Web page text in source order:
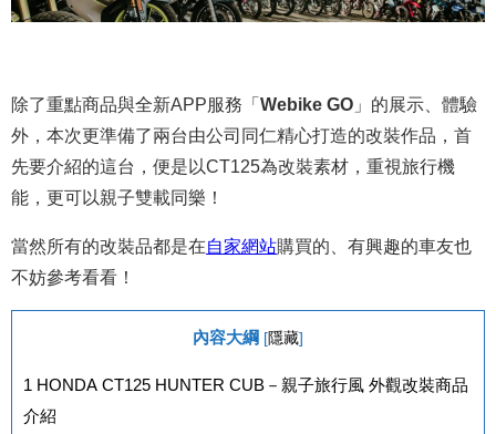
除了重點商品與全新APP服務「 Webike GO 」的展示、體驗
外，本次更準備了兩台由公司同仁精心打造的改裝作品，首
先要介紹的這台，便是以CT125為改裝素材，重視旅行機
能，更可以親子雙載同樂！
當然所有的改裝品都是在自家網站購買的、有興趣的車友也
不妨參考看看！
內容大綱 [隱藏]
1 HONDA CT125 HUNTER CUB－親子旅行風 外觀改裝商品
介紹